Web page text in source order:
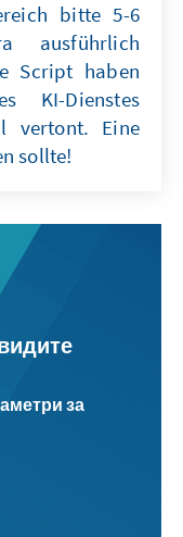
bitte 5-6
ausführlich
Script haben
Dienstes
vertont. Eine
sollte!
за